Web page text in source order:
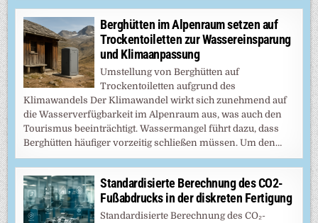
Berghütten im Alpenraum setzen auf
Trockentoiletten zur Wassereinsparung
und Klimaanpassung
Umstellung von Berghütten auf
Trockentoiletten aufgrund des
Klimawandels Der Klimawandel wirkt sich zunehmend auf
die Wasserverfügbarkeit im Alpenraum aus, was auch den
Tourismus beeinträchtigt. Wassermangel führt dazu, dass
Berghütten häufiger vorzeitig schließen müssen. Um den…
Standardisierte Berechnung des CO2-
Fußabdrucks in der diskreten Fertigung
Standardisierte Berechnung des CO₂-